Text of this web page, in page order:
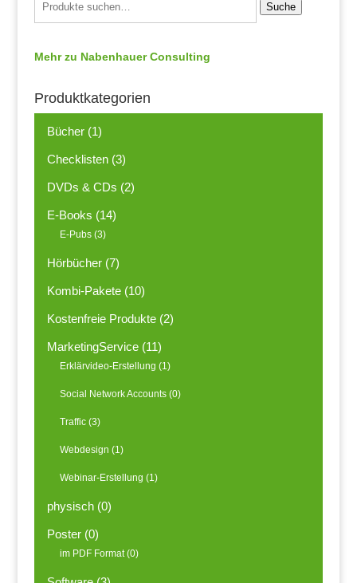
Suche
Mehr zu Nabenhauer Consulting
Produktkategorien
Bücher (1)
Checklisten (3)
DVDs & CDs (2)
E-Books (14)
E-Pubs (3)
Hörbücher (7)
Kombi-Pakete (10)
Kostenfreie Produkte (2)
MarketingService (11)
Erklärvideo-Erstellung (1)
Social Network Accounts (0)
Traffic (3)
Webdesign (1)
Webinar-Erstellung (1)
physisch (0)
Poster (0)
im PDF Format (0)